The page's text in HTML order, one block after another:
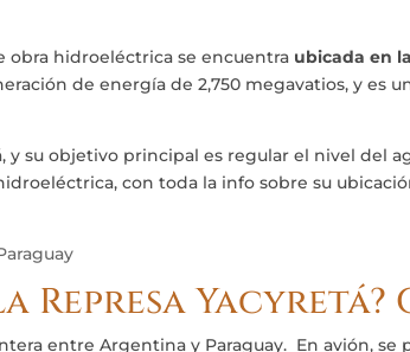
obra hidroeléctrica se encuentra ubicada en
de energía de 2,750 megavatios, y es
y su objetivo principal es regular el nivel del
con toda la info sobre su
Represa
entre Argentina y Paraguay. En avión, se